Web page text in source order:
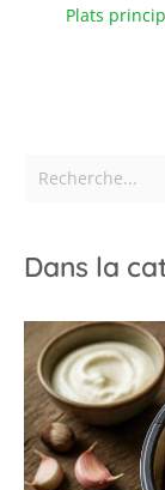
Plats
Dans la